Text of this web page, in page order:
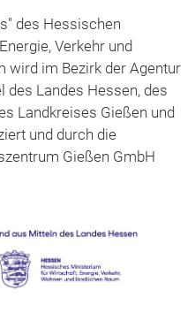
des Hessischen
Verkehr und
wird im Bezirk der Agentur
Landes Hessen, des
Landkreises Gießen und
und durch die
Gießen GmbH